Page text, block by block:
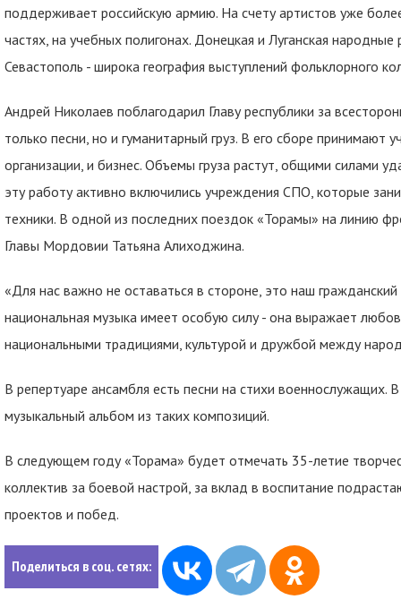
поддерживает российскую армию. На счету артистов уже
частях, на учебных полигонах. Донецкая и Луганская
Севастополь - широка география выступлений фольклорного
Андрей Николаев поблагодарил Главу республики за
только песни, но и гуманитарный груз. В его сборе принимают
организации, и бизнес. Объемы груза растут, общими силами
эту работу активно включились учреждения СПО, которые
техники. В одной из последних поездок «Торамы» на линию
Главы Мордовии Татьяна Алиходжина.
«Для нас важно не оставаться в стороне, это наш
национальная музыка имеет особую силу - она выражает
национальными традициями, культурой и дружбой между
В репертуаре ансамбля есть песни на стихи военнослужащих.
музыкальный альбом из таких композиций.
В следующем году «Торама» будет отмечать 35-летие
коллектив за боевой настрой, за вклад в воспитание
проектов и побед.
Поделиться в соц. сетях: